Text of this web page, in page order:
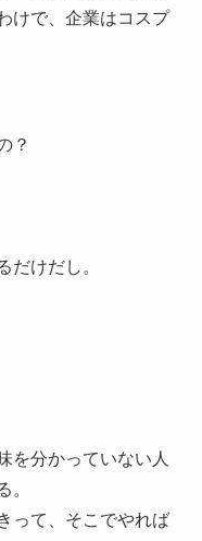
けで、企業はコスプ
？
だけだし。
を分かっていない人
。
って、そこでやれば